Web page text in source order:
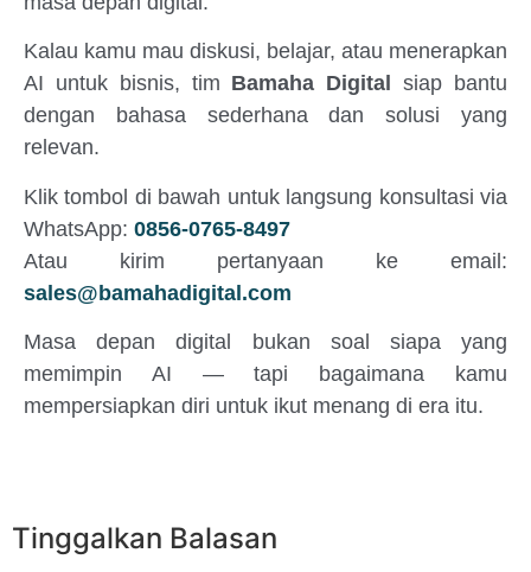
Kalau kamu mau diskusi, belajar, atau menerapkan
AI untuk bisnis, tim Bamaha Digital
siap bantu
dengan bahasa sederhana dan solusi yang
relevan.
Klik tombol di bawah untuk langsung konsultasi via
WhatsApp: 0856-0765-8497
Atau kirim pertanyaan ke email:
sales@bamahadigital.com
Masa depan digital bukan soal siapa yang
memimpin AI — tapi bagaimana kamu
mempersiapkan diri untuk ikut menang di era itu.
Tinggalkan Balasan